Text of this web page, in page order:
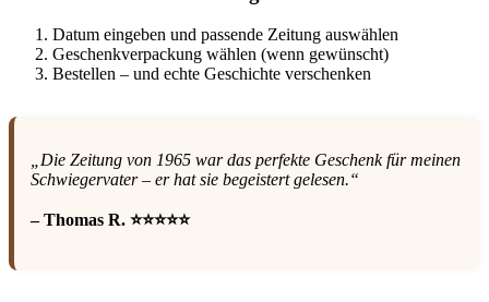
Datum eingeben und passende Zeitung auswählen
Geschenkverpackung wählen (wenn gewünscht)
Bestellen – und echte Geschichte verschenken
„Die Zeitung von 1965 war das perfekte Geschenk für meinen
Schwiegervater – er hat sie begeistert gelesen.“
– Thomas R. ⭐⭐⭐⭐⭐